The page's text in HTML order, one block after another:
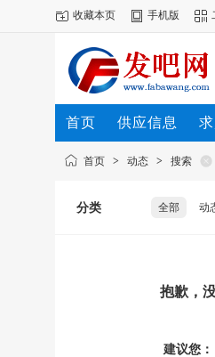
收藏本页 手机版
首页 供应信息
首页 > 动态 > 搜索
分类 全部 动
抱歉，
建议您：